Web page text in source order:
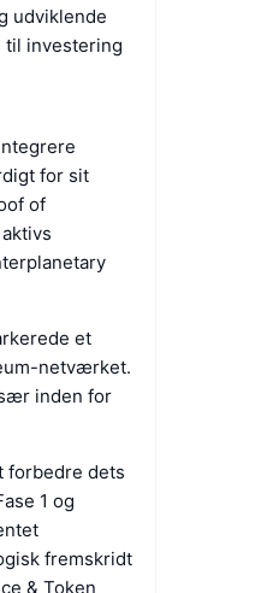
udviklende
til investering
for sit
of
et
netværket.
inden for
forbedre dets
1 og
fremskridt
& Token